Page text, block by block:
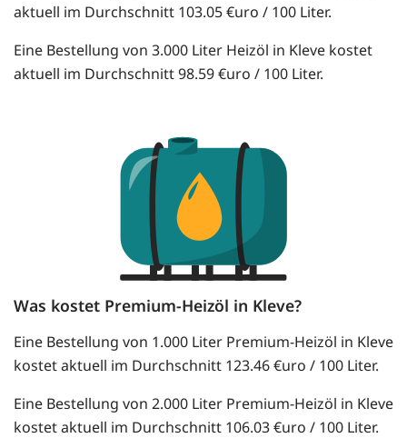
aktuell im Durchschnitt 103.05 €uro / 100 Liter.
Eine Bestellung von 3.000 Liter Heizöl in Kleve kostet
aktuell im Durchschnitt 98.59 €uro / 100 Liter.
Was kostet Premium-Heizöl in Kleve?
Eine Bestellung von 1.000 Liter Premium-Heizöl in Kleve
kostet aktuell im Durchschnitt 123.46 €uro / 100 Liter.
Eine Bestellung von 2.000 Liter Premium-Heizöl in Kleve
kostet aktuell im Durchschnitt 106.03 €uro / 100 Liter.